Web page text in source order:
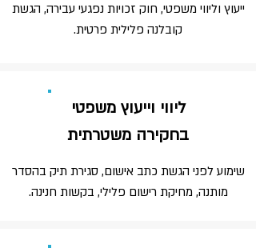
ייעוץ וליווי משפטי, חוק זכויות נפגעי עבירה, הגשת
קובלנה פלילית פרטית.
ליווי וייעוץ משפטי
בחקירה משטרתית
שימוע לפני הגשת כתב אישום, סגירת תיק בהסדר
מותנה, מחיקת רישום פלילי, בקשות חנינה.